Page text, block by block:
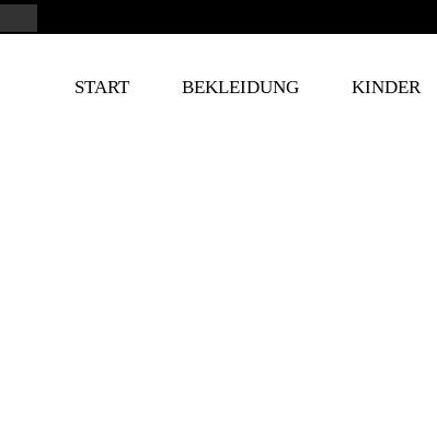
START BEKLEIDUNG KINDER